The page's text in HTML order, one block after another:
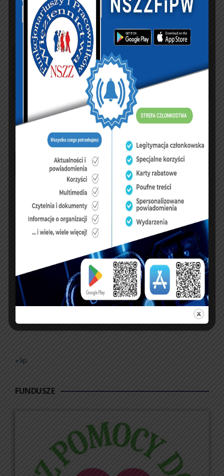
UBEZPIECZENIA
sierpień 2026
W Ś P S
1
3 4 5 7
14 15 16
18 19 20 21 22 23
26 27 28 29 30
« lip
FUNDUSZE